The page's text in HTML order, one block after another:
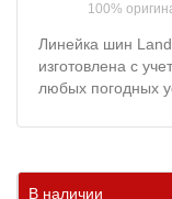
100%
Линейка шин
изготовлена с
любых погодных
В наличии